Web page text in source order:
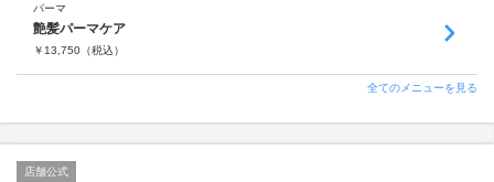
パーマ
艶髪パーマケア
￥ 13,750 （税込）
全てのメニューを見る
店舗公式